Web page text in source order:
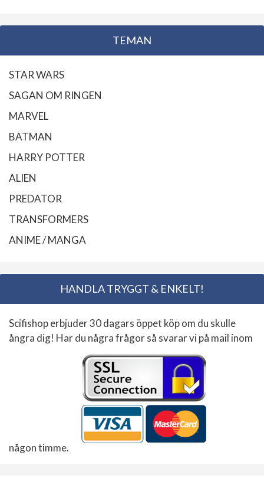
TEMAN
STAR WARS
SAGAN OM RINGEN
MARVEL
BATMAN
HARRY POTTER
ALIEN
PREDATOR
TRANSFORMERS
ANIME / MANGA
HANDLA TRYGGT & ENKELT!
Scifishop erbjuder 30 dagars öppet köp om du skulle
ångra dig! Har du några frågor så svarar vi på mail inom
någon timme.